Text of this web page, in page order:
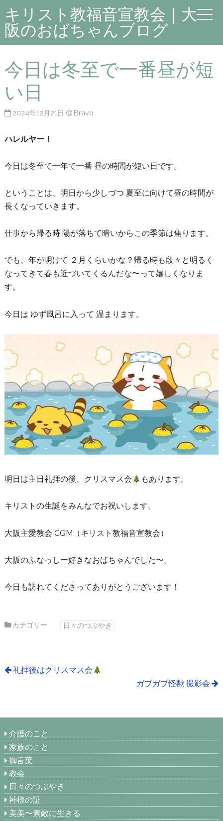
キリスト教福音宣教会｜大
阪のおばちゃんブログ
今日は冬至で一番昼が短
い日
2024年12月21日 Bravo
ハレルヤー！
今日は冬至で一年で一番 昼の時間が短い日です。
ということは、明日から少しづつ 夏至に向けて昼の時間が
長くなっていきます。
仕事から帰る時 陽が落ちて暗いからこの季節は焦ります。
でも、年が明けて ２月くらいかな？帰る時も段々と明るく
なってきて春も近づいてくるんだな〜って嬉しくなりま
す。
今日は ゆず風呂に入って 温まります。
明日は主日礼拝の後、クリスマス会 もあります。
キリストの生誕をみんなでお祝いします。
大阪主愛教会 CGM（キリスト教福音宣教会）
大阪のふなっしー好きなおばちゃんでした〜。
今日も訪れてくださってありがとうございます！
カテゴリー 日々のつぶやき
礼拝後はクリスマス会
ガブガブ怪獣 撮影会
介護のこと
家族のこと
御言葉
教会
日々のつぶやき
神様の証
美美〜素敵に生きる